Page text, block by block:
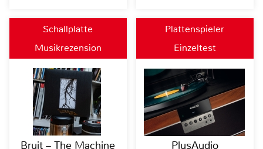
Schallplatte
Musikrezension
Bruit – The Machine
Plattenspieler
Einzeltest
PlusAudio